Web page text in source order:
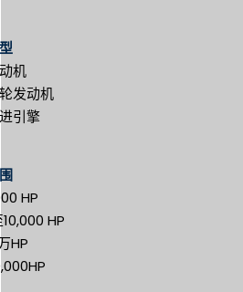
机
发动机
引擎
HP
HP
HP